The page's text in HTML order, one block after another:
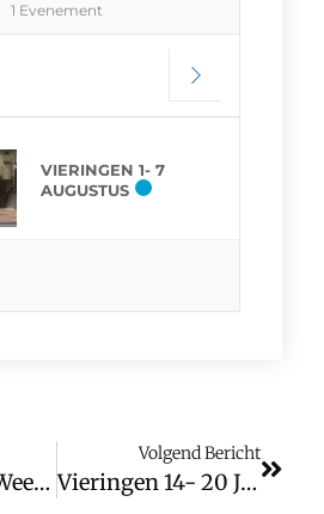
1 Evenement
VIERINGEN 1- 7
AUGUSTUS
Preek Van De Week: Driekoningen
Volgend Bericht
Vieringen 14- 20 Januari